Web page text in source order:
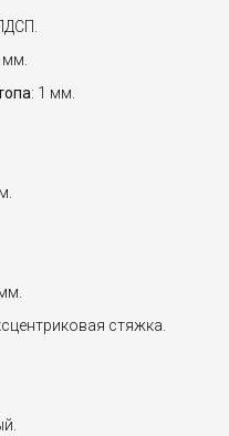
мм.
: 1 мм.
стяжка.